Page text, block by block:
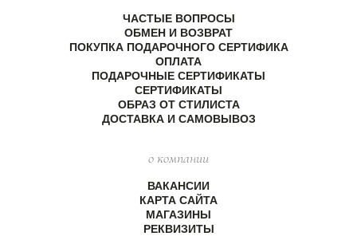
ЧАСТЫЕ ВОПРОСЫ
ОБМЕН И ВОЗВРАТ
ПОКУПКА ПОДАРОЧНОГО СЕРТИФИКА
ОПЛАТА
ПОДАРОЧНЫЕ СЕРТИФИКАТЫ
СЕРТИФИКАТЫ
ОБРАЗ ОТ СТИЛИСТА
ДОСТАВКА И САМОВЫВОЗ
о компании
ВАКАНСИИ
КАРТА САЙТА
МАГАЗИНЫ
РЕКВИЗИТЫ